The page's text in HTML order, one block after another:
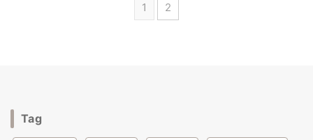
1 2
Tag